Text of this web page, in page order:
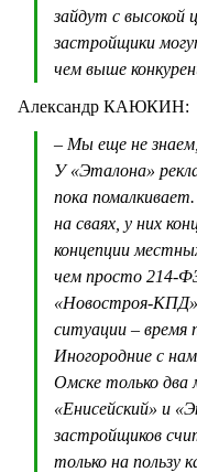
зайдут с высокой
застройщики
чем выше
Александр КАЮКИН:
– Мы еще не
У «Эталона»
пока
на сваях, у них
концепции
чем просто 214-
«Новостроя-
ситуации – время
Иногородние с
Омске только
«Енисейский» и
застройщиков
только на пользу